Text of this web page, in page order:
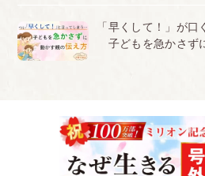
「早くして！」が
子どもを急かさず